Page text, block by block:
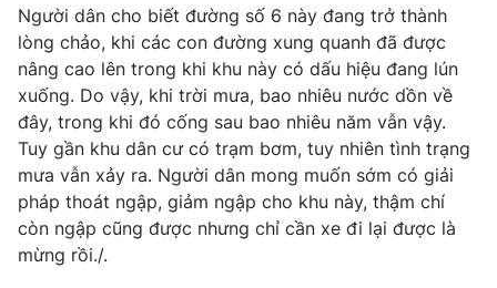
Khán giả
Giải sao mai
Âm nhạc
Sao
Du lịch
Làm đẹp
Chất lượng cuộc sống
Giáo dục
Tuyển sinh
Học trực tuyến
Công nghệ
Hitech Công nghệ tương lai
Sản phẩm
Thị trường
Giao lưu trực tuyến
Lịch phát sóng
Người dân cho biết đường số 6 này đang trở thành
lòng chảo, khi các con đường xung quanh đã được
nâng cao lên trong khi khu này có dấu hiệu đang lún
xuống. Do vậy, khi trời mưa, bao nhiêu nước dồn về
đây, trong khi đó cống sau bao nhiêu năm vẫn vậy.
Tuy gần khu dân cư có trạm bơm, tuy nhiên tình trạng
mưa vẫn xảy ra. Người dân mong muốn sớm có giải
pháp thoát ngập, giảm ngập cho khu này, thậm chí
còn ngập cũng được nhưng chỉ cần xe đi lại được là
mừng rồi./.